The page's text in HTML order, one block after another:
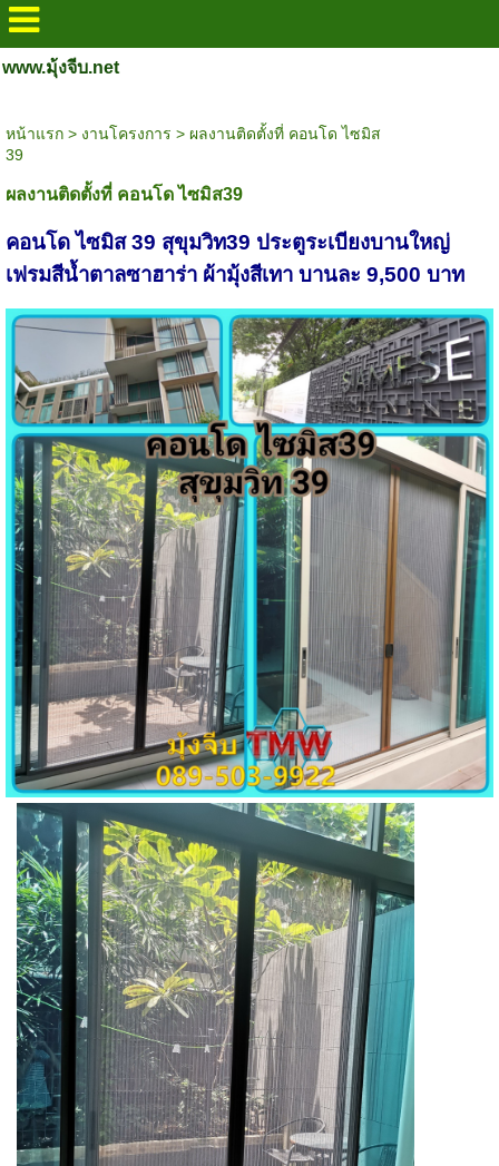
www.มุ้งจีบ.net
หน้าแรก> งานโครงการ > ผลงานติดตั้งที่ คอนโด​ ไซมิส​
39​
ผลงานติดตั้งที่ คอนโด​ ไซมิส​39​
คอนโด​ ไซมิส​ 39​ สุขุมวิท39 ประตูระเบียงบานใหญ่​
เฟรมสีน้ำตาลซาฮาร่า​ ผ้ามุ้งสีเทา​ บานละ​ 9,500​ บาท